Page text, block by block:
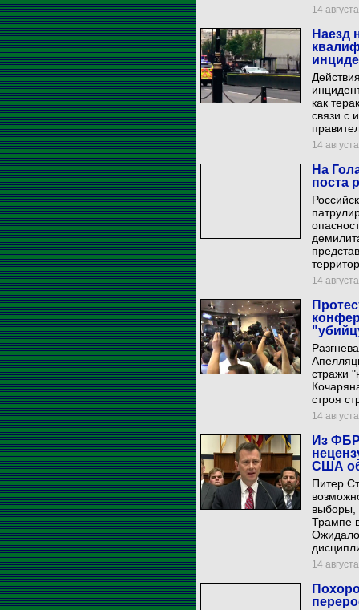
14
Наезд
как
связи с
14
На
поста
14
стражи
строя
14
Из ФБР
США
Питер
выборы,
Трампе
14